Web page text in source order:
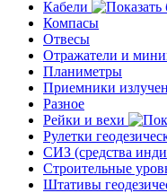
Кабели
Компасы
Отвесы
Отражатели и
Планиметры
Приемники
Разное
Рейки и вехи
Рулетки
СИЗ (средства
Строительные
Штативы